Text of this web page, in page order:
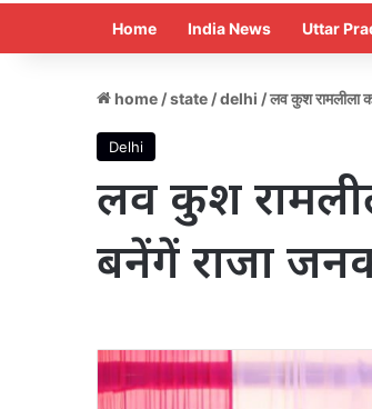
Home India News Uttar
home /state /delhi /लव कुश रामलीला
Delhi
लव कुश
बनेंगें राजा